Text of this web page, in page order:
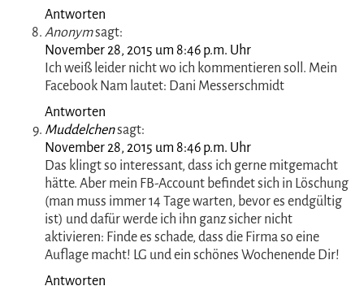
Antworten
Hibble Hibble sagt:
November 28, 2015 um 5:40 p.m. Uhr
Oh , ein schönes Gewinnspiel !
Einen schönen 1. Advent für dich !!
liebe grüße dajana
Antworten
Peggy Reinhold sagt:
November 28, 2015 um 8:45 p.m. Uhr
Peggy Reinhold
Antworten
Anonym sagt:
November 28, 2015 um 8:46 p.m. Uhr